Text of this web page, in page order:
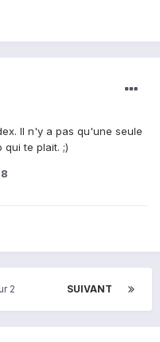
Il n'y a pas qu'une seule
te plait. ;)
SUIVANT
2